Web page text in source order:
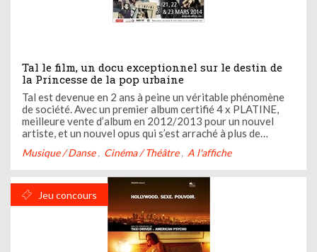
Tal le film, un docu exceptionnel sur le destin de
la Princesse de la pop urbaine
Tal est devenue en 2 ans à peine un véritable phénomène
de société. Avec un premier album certifié 4 x PLATINE,
meilleure vente d’album en 2012/2013 pour un nouvel
artiste, et un nouvel opus qui s’est arraché à plus de
génération. Nominée aux Victoires de la Musique, puis
coup sur ...
Musique / Danse Cinéma / Théâtre A l'affiche
Jeu concours